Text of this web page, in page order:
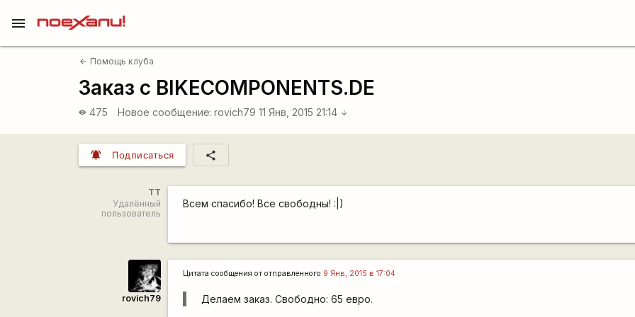
menu
arrow_back Помощь клуба
Заказ с BIKECOMPONENTS.DE
visibility 475 Новое сообщение: rovich79 11 Янв, 2015 21:14 arrow_downward
notifications_active Подписаться share
TT
Удалённый
пользователь
Всем спасибо! Все свободны! :|)
rovich79
Цитата сообщения ототправленного 9 Янв, 2015 в 17:04
Делаем заказ. Свободно: 65 евро.